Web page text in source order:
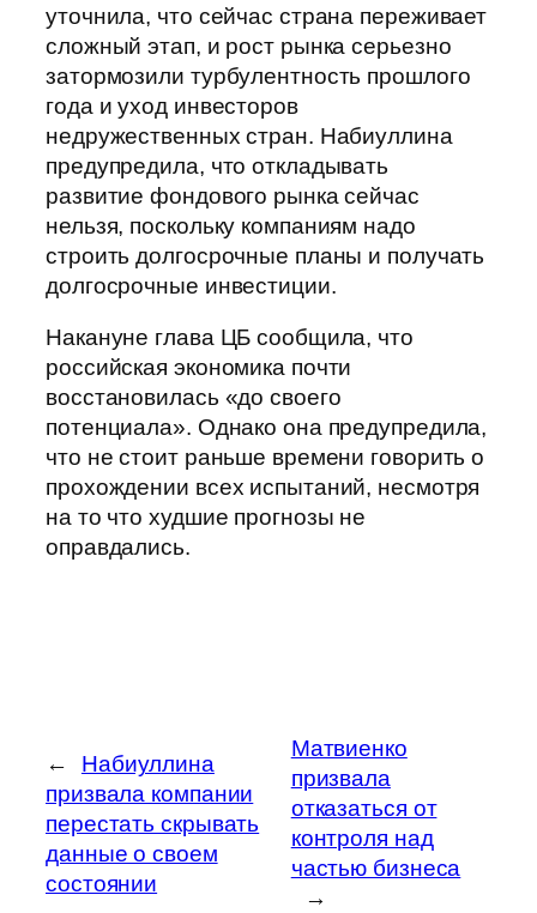
уточнила, что сейчас страна переживает
сложный этап, и рост рынка серьезно
затормозили турбулентность прошлого
года и уход инвесторов
недружественных стран. Набиуллина
предупредила, что откладывать
развитие фондового рынка сейчас
нельзя, поскольку компаниям надо
строить долгосрочные планы и получать
долгосрочные инвестиции.
Накануне глава ЦБ сообщила, что
российская экономика почти
восстановилась «до своего
потенциала». Однако она предупредила,
что не стоит раньше времени говорить о
прохождении всех испытаний, несмотря
на то что худшие прогнозы не
оправдались.
←
Набиуллина
призвала компании
перестать скрывать
данные о своем
состоянии
Матвиенко
призвала
отказаться от
контроля над
частью бизнеса
→